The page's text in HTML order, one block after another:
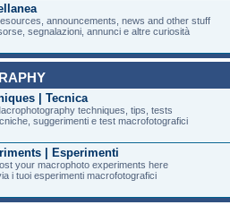
announcements, news and other stuff
segnalazioni, annunci e altre curiosità
| Tecnica
techniques, tips, tests
suggerimenti e test macrofotografici
| Esperimenti
your macrophoto experiments here
i tuoi esperimenti macrofotografici